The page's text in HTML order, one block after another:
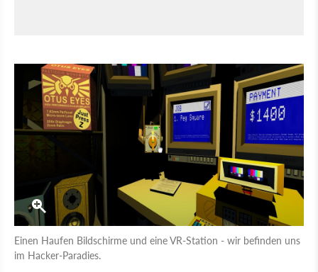
Einen Haufen Bildschirme und eine VR-Station - wir befinden uns
im Hacker-Paradies.